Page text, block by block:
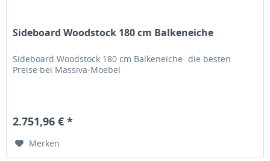
Sideboard Woodstock 180 cm Balkeneiche
Sideboard Woodstock 180 cm Balkeneiche- die besten
Preise bei Massiva-Moebel
2.751,96 € *
Merken